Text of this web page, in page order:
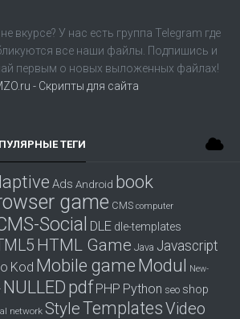
вкурсе? У нас есть группа Telegram где
все наши файлы. Подпишись и
первым о новых выложенных файлах!
- Скрипты для сайта
ТЕГИ
Ads Android book
game CMS computer
Social DLE dle-templates
HTML Game Java Javascript
Kod Mobile gameModul New-
NULLED pdf PHP Python seo shop
network StyleTemplatesVideo